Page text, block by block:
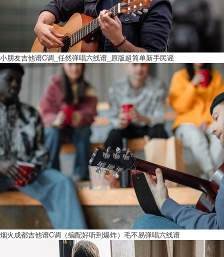
小朋友吉他谱C调_任然弹唱六线谱_原版超简单新手民谣
烟火成都吉他谱C调（编配好听到爆炸）毛不易弹唱六线谱